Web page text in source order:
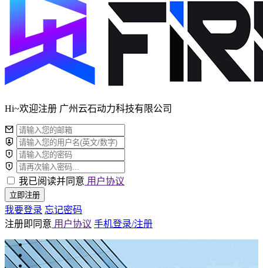
Hi~欢迎注册 广州云石动力科技有限公司
我已阅读并同意 用户协议
立即注册
我要登录 忘记密码
注册即同意 用户协议 手机登录/注册